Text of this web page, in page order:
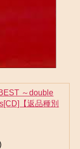
～double
【返品種別